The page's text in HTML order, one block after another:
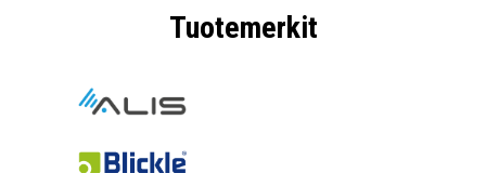
Tuotemerkit